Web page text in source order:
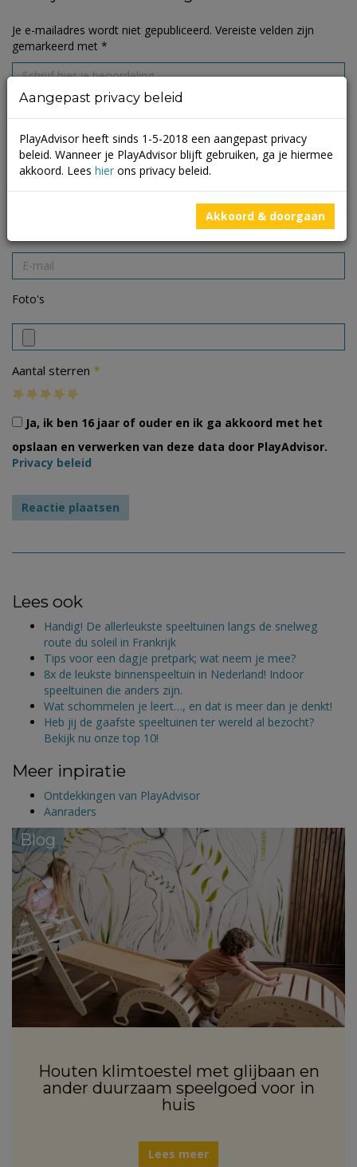
Je e-mailadres wordt niet gepubliceerd. Vereiste velden zijn
gemarkeerd met *
Foto's
Aantal sterren *
Ja, ik ben 16 jaar of ouder en ik ga akkoord met het
opslaan en verwerken van deze data door PlayAdvisor.
Privacy beleid
Lees ook
Handig! De allerleukste speeltuinen langs de snelweg
route du soleil in Frankrijk
Tips voor een dagje pretpark; wat neem je mee?
8x de leukste binnenspeeltuin in Nederland! Indoor
speeltuinen die anders zijn.
Wat schommelen je leert…, en dat is meer dan je denkt!
Heb jij de gaafste speeltuinen ter wereld al bezocht?
Bekijk nu onze top 10!
Meer inpiratie
Ontdekkingen van PlayAdvisor
Aanraders
Blog
Houten klimtoestel met glijbaan en
ander duurzaam speelgoed voor in
huis
Lees meer
Aangepast privacy beleid
PlayAdvisor heeft sinds 1-5-2018 een aangepast privacy
beleid. Wanneer je PlayAdvisor blijft gebruiken, ga je hiermee
akkoord. Lees hier ons privacy beleid.
Akkoord & doorgaan